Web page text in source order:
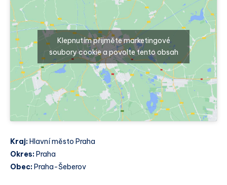
Klepnutím přijměte marketingové
soubory cookie a povolte tento obsah
Kraj: Hlavní město Praha
Okres: Praha
Obec: Praha-Šeberov